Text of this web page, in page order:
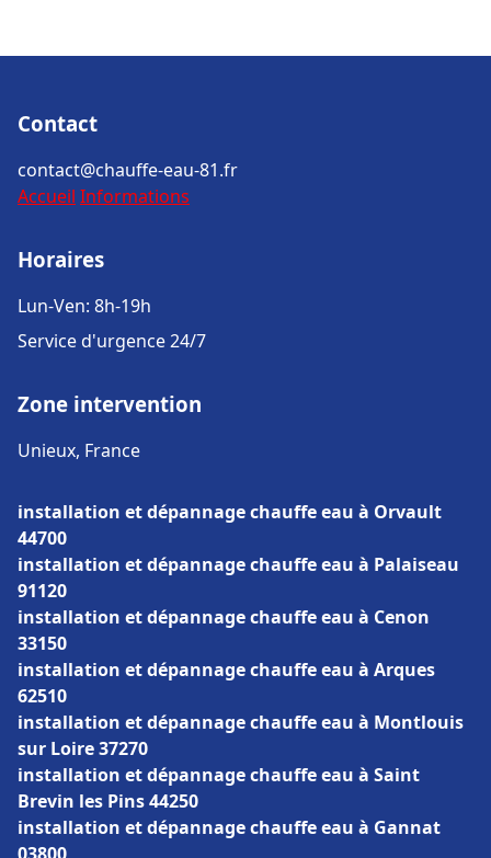
Contact
contact@chauffe-eau-81.fr
Accueil Informations
Horaires
Lun-Ven: 8h-19h
Service d'urgence 24/7
Zone intervention
Unieux, France
installation et dépannage chauffe eau à Orvault
44700
installation et dépannage chauffe eau à Palaiseau
91120
installation et dépannage chauffe eau à Cenon
33150
installation et dépannage chauffe eau à Arques
62510
installation et dépannage chauffe eau à Montlouis
sur Loire 37270
installation et dépannage chauffe eau à Saint
Brevin les Pins 44250
installation et dépannage chauffe eau à Gannat